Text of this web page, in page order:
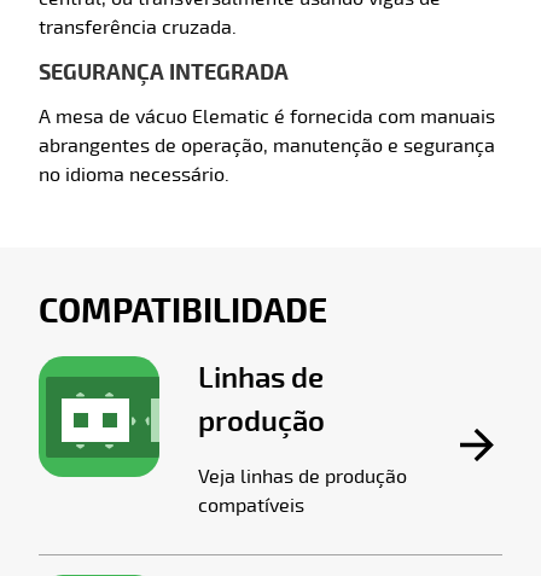
transferência cruzada.
SEGURANÇA INTEGRADA
A mesa de vácuo Elematic é fornecida com manuais
abrangentes de operação, manutenção e segurança
no idioma necessário.
COMPATIBILIDADE
Linhas de
produção
Veja linhas de produção
compatíveis